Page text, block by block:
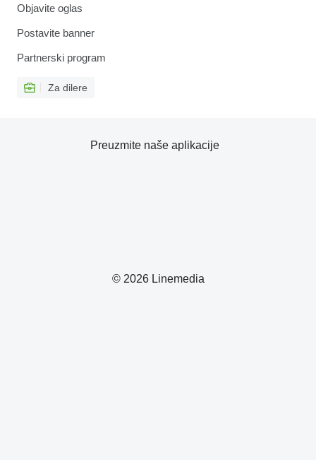
Objavite oglas
Postavite banner
Partnerski program
Za dilere
© 2026 Linemedia
Preuzmite naše aplikacije